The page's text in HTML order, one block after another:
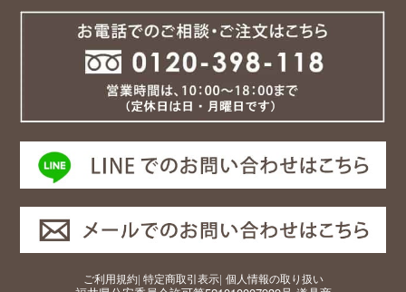
ご利用規約| 特定商取引表示| 個人情報の取り扱い